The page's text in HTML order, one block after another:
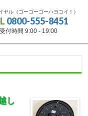
ヤル（ゴーゴーゴーハヨコイ！）
0800-555-8451
受付時間 9:00 - 19:00
し